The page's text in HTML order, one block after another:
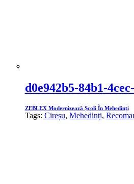
d0e942b5-84b1-
ZEBLEX Modernizează Școli În Mehedinți
Tags: Cireșu, Mehedinți,